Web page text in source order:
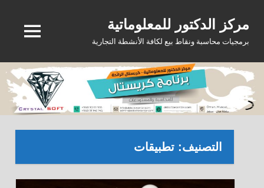
content
مركز الدكتور للمعلوماتية
برمجيات محاسبة ونقاط بيع لكافة الأنشطة التجارية MENU
التصنيف: تطبيقات